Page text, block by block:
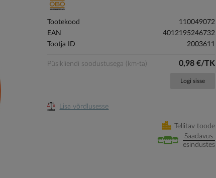
Tootekood
110049072
EAN
4012195246732
Tootja ID
2003611
Püsikliendi soodustusega (km-ta) 0,98 €/TK
Logi sisse
Lisa võrdlusesse
Tellitav toode
Saadavus
esindustes